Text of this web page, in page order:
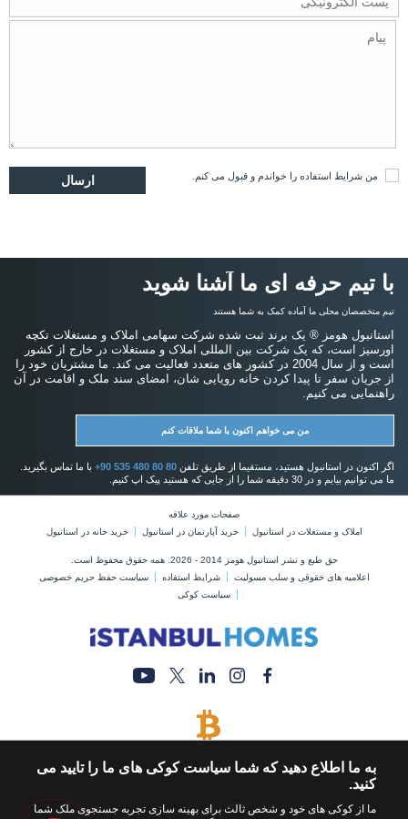
من شرایط استفاده را خواندم و قبول می کنم.
با تیم حرفه ای ما آشنا شوید
تیم متخصصان محلی ما آماده کمک به شما هستند
استانبول هومز ® یک برند ثبت شده شرکت سهامی املاک و مستغلات تکچه
اورسیز است، که یک شرکت بین المللی املاک و مستغلات در خارج از کشور
است و از سال 2004 در کشور های متعدد فعالیت می کند. ما مشتریان خود را
از جریان سفر تا پیدا کردن خانه رویایی شان، امضای سند ملک و اقامت در آن
راهنمایی می کنیم.
من می خواهم اکنون با شما ملاقات کنم
اگر اکنون در استانبول هستید، مستقیما از طریق تلفن +90 535 480 80 80 با ما تماس بگیرید.
ما می توانیم بیایم و در 30 دقیقه شما را از جایی که هستید پیک اپ کنیم.
صفحات مورد علاقه
املاک و مستغلات در استانبول
خرید آپارتمان در استانبول خرید خانه در استانبول
حق طبع و نشر استانبول هومز 2014 - 2026. همه حقوق محفوظ است.
اعلامیه های خقوقی و سلب مسولیت
شرایط استفاده
سیاست حفظ حریم خصوصی
سیاست کوکی
خرید ملک با پرداخت بیت کوین
به ما اطلاع دهید که شما سیاست کوکی های ما را تایید می
کنید.
ما از کوکی های خود و شخص ثالث برای بهینه سازی تجربه جستجوی ملک شما